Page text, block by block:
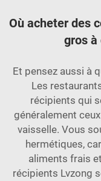
Où acheter des
gros
Et pensez aussi à
Les
récipients qui
généralement
vaisselle. Vous
hermétiques,
aliments frais
récipients Lvzong